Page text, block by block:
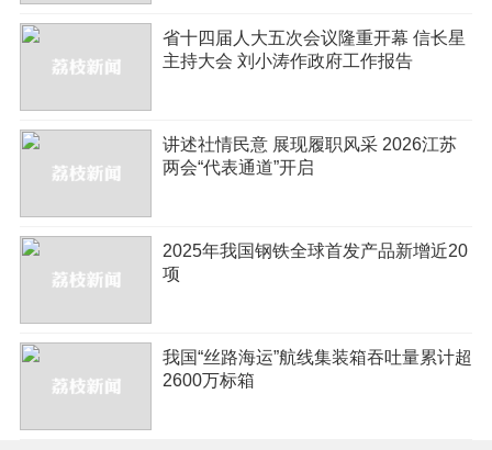
省十四届人大五次会议隆重开幕 信长星
主持大会 刘小涛作政府工作报告
讲述社情民意 展现履职风采 2026江苏
两会“代表通道”开启
2025年我国钢铁全球首发产品新增近20
项
我国“丝路海运”航线集装箱吞吐量累计超
2600万标箱